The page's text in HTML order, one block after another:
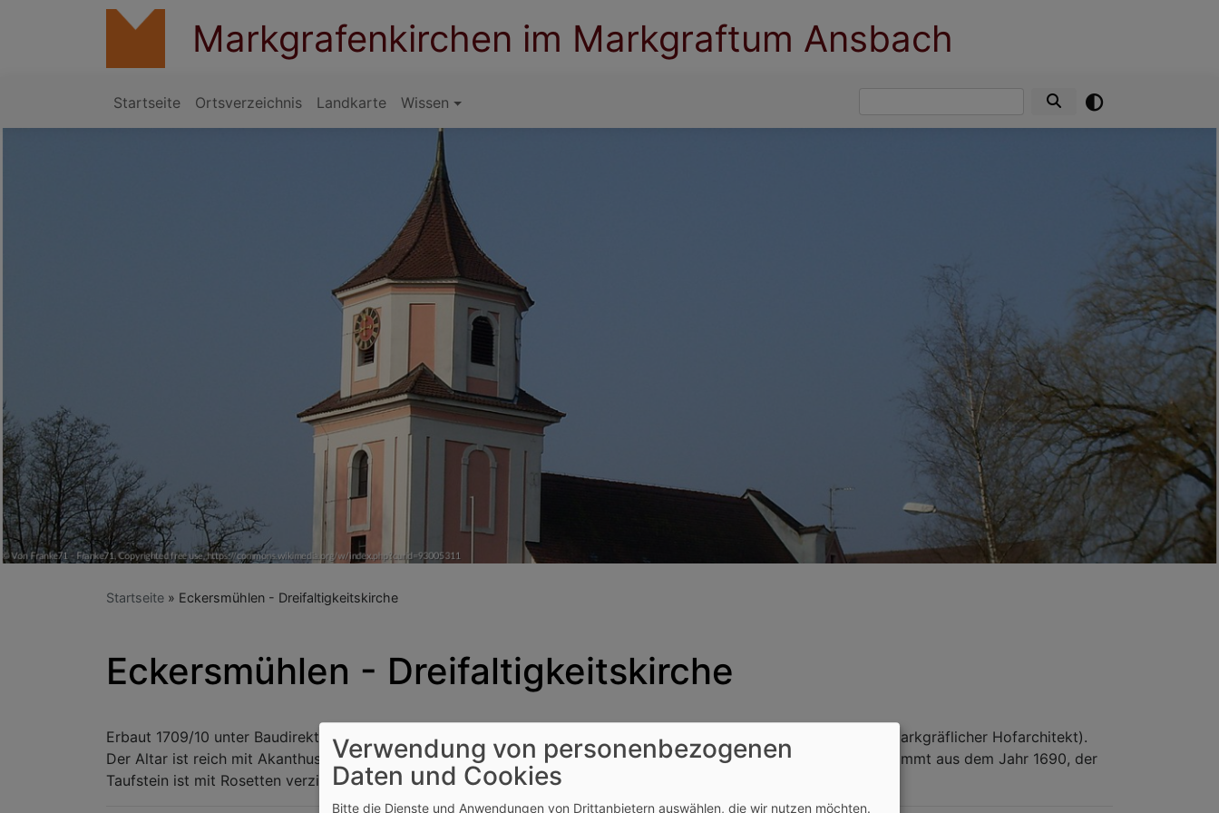
Markgrafenkirchen im Markgraftum Ansbach
Hauptnavigation
Startseite Ortsverzeichnis Landkarte Wissen
Startseite Eckersmühlen - Dreifaltigkeitskirche
Eckersmühlen - Dreifaltigkeitskirche
Erbaut 1709/10 unter Baudirektor Gabriel de Gabrieli nach Plänen des Bündner Architekten Lorenzo Salle (damals markgräflicher Hofarchitekt).
Der Altar ist reich mit Akanthusranken und Putten geschmückt. Die seitlich angebrachte Kanzel mit Schalldeckel stammt aus dem Jahr 1690, der
Taufstein ist mit Rosetten verziert; beide stammen noch aus dem Vorgängerbau der Kirche.
Verwendung von personenbezogenen
Daten und Cookies
Bitte die Dienste und Anwendungen von Drittanbietern auswählen, die wir nutzen möchten.